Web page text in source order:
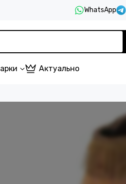
WhatsApp
Актуально